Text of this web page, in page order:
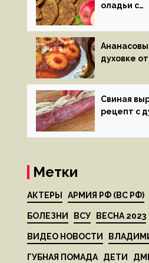
оладьи с
духовке
Свиная
рецепт с
Метки
АКТЕРЫ АРМИЯ РФ (ВС РФ)
БОЛЕЗНИ ВСУ ВЕСНА 2023
ВИДЕО НОВОСТИ
ГУБНАЯ ПОМАДА ДЕТИ